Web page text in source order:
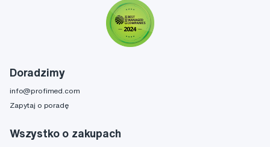
Doradzimy
info@profimed.com
Zapytaj o poradę
Wszystko o zakupach